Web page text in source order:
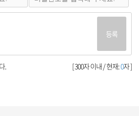
등록
[ 300자 이내 / 현재:0자 ]
.